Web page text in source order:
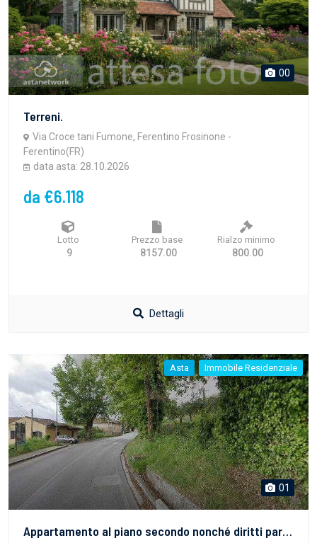
00
Terreni.
Via Croce tani Fumone, Ferentino Frosinone -
Ferentino(FR)
data asta: 28.10.2026
da €6.118
Lotto
9
Prezzo base
8157.00
Rialzo minimo
800.00
Dettagli
Asta Immobile Residenziale
01
Appartamento al piano secondo nonché diritti pari a 5/126 su terreno di qualità prato.